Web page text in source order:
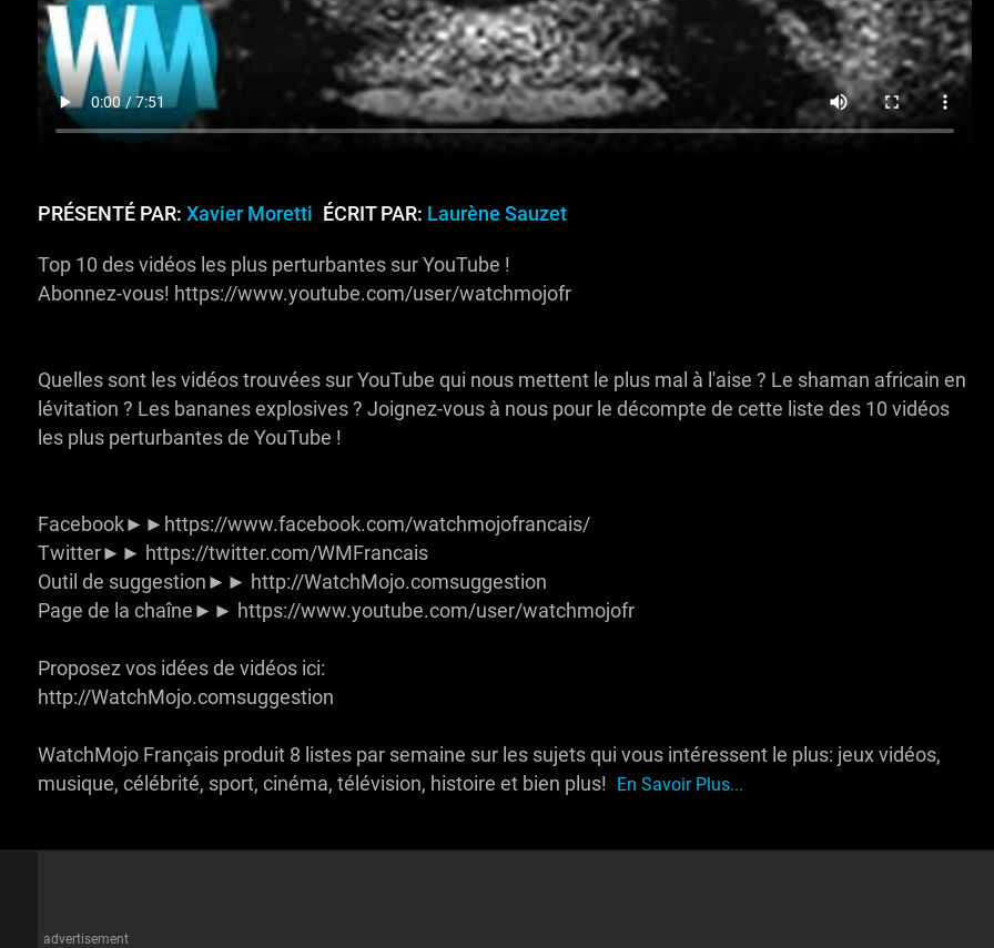
PRÉSENTÉ PAR: Xavier Moretti ÉCRIT PAR: Laurène Sauzet
Top 10 des vidéos les plus perturbantes sur YouTube !
Abonnez-vous! https://www.youtube.com/user/watchmojofr
Quelles sont les vidéos trouvées sur YouTube qui nous mettent le plus mal à l'aise ? Le shaman africain en
lévitation ? Les bananes explosives ? Joignez-vous à nous pour le décompte de cette liste des 10 vidéos
les plus perturbantes de YouTube !
Facebook►►https://www.facebook.com/watchmojofrancais/
Twitter►► https://twitter.com/WMFrancais
Outil de suggestion►► http://WatchMojo.comsuggestion
Page de la chaîne►► https://www.youtube.com/user/watchmojofr
Proposez vos idées de vidéos ici:
http://WatchMojo.comsuggestion
WatchMojo Français produit 8 listes par semaine sur les sujets qui vous intéressent le plus: jeux vidéos,
musique, célébrité, sport, cinéma, télévision, histoire et bien plus! En Savoir Plus...
advertisement